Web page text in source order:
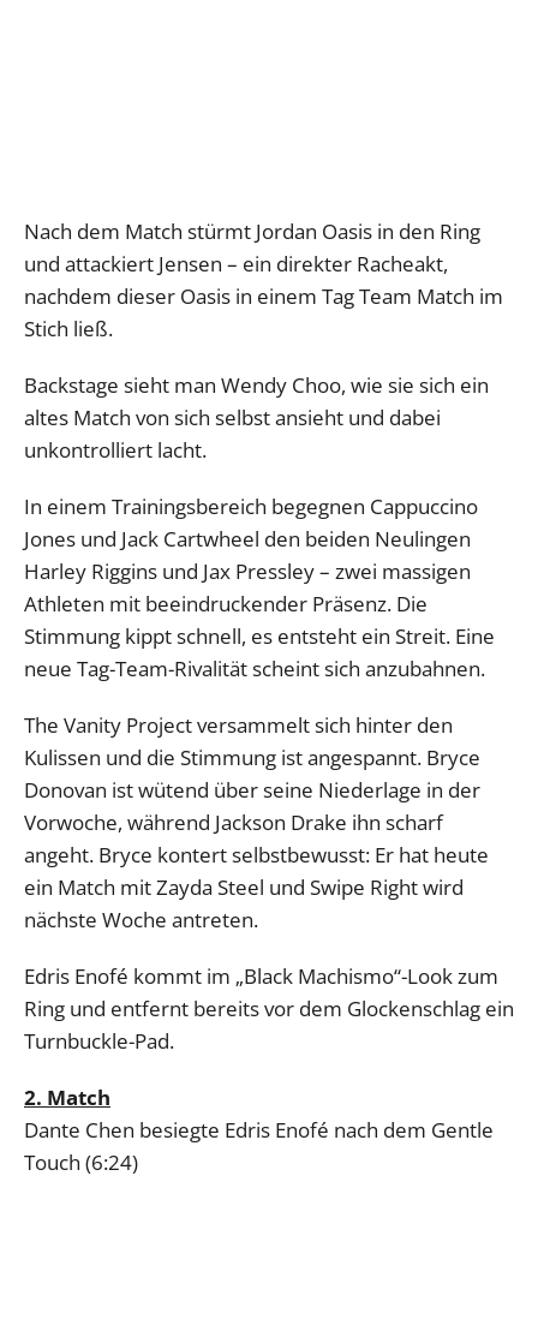
Nach dem Match stürmt Jordan Oasis in den Ring
und attackiert Jensen – ein direkter Racheakt,
nachdem dieser Oasis in einem Tag Team Match im
Stich ließ.
Backstage sieht man Wendy Choo, wie sie sich ein
altes Match von sich selbst ansieht und dabei
unkontrolliert lacht.
In einem Trainingsbereich begegnen Cappuccino
Jones und Jack Cartwheel den beiden Neulingen
Harley Riggins und Jax Pressley – zwei massigen
Athleten mit beeindruckender Präsenz. Die
Stimmung kippt schnell, es entsteht ein Streit. Eine
neue Tag-Team-Rivalität scheint sich anzubahnen.
The Vanity Project versammelt sich hinter den
Kulissen und die Stimmung ist angespannt. Bryce
Donovan ist wütend über seine Niederlage in der
Vorwoche, während Jackson Drake ihn scharf
angeht. Bryce kontert selbstbewusst: Er hat heute
ein Match mit Zayda Steel und Swipe Right wird
nächste Woche antreten.
Edris Enofé kommt im „Black Machismo“-Look zum
Ring und entfernt bereits vor dem Glockenschlag ein
Turnbuckle-Pad.
2. Match
Dante Chen besiegte Edris Enofé nach dem Gentle
Touch (6:24)